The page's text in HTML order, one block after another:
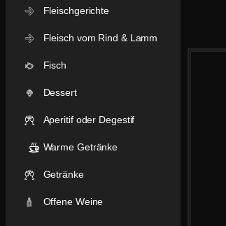
Fleischgerichte
Fleisch vom Rind & Lamm
Fisch
Dessert
Aperitif oder Degestif
Warme Getränke
Getränke
Offene Weine